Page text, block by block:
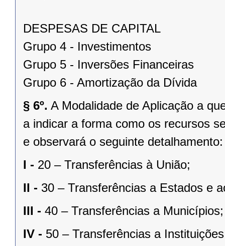
DESPESAS DE CAPITAL
Grupo 4 - Investimentos
Grupo 5 - Inversões Financeiras
Grupo 6 - Amortização da Dívida
§ 6º. A Modalidade de Aplicação a
a indicar a forma como os recursos
e observará o seguinte detalhamento:
I - 20 – Transferências à União;
II - 30 – Transferências a Estados e
III - 40 – Transferências a Municípios;
IV - 50 – Transferências a